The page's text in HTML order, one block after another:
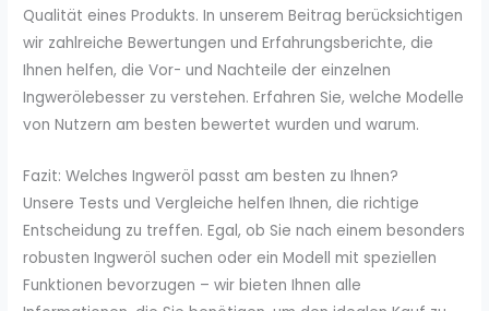
Qualität eines Produkts. In unserem Beitrag berücksichtigen
wir zahlreiche Bewertungen und Erfahrungsberichte, die
Ihnen helfen, die Vor- und Nachteile der einzelnen
Ingwerölebesser zu verstehen. Erfahren Sie, welche Modelle
von Nutzern am besten bewertet wurden und warum.
Fazit: Welches Ingweröl passt am besten zu Ihnen?
Unsere Tests und Vergleiche helfen Ihnen, die richtige
Entscheidung zu treffen. Egal, ob Sie nach einem besonders
robusten Ingweröl suchen oder ein Modell mit speziellen
Funktionen bevorzugen – wir bieten Ihnen alle